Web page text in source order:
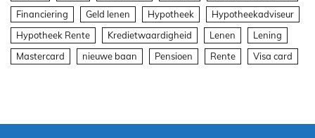
Financiering
Geld lenen Hypotheek
Hypotheekadviseur
Hypotheek Rente
Kredietwaardigheid Lenen
Lening
Mastercard
nieuwe baan Pensioen Rente Visa card